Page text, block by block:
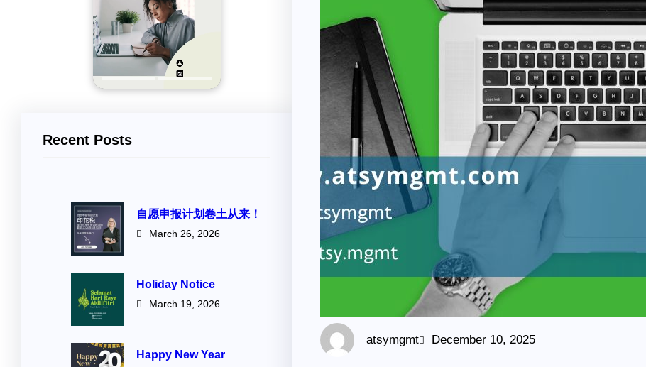
Recent Posts
自愿申报计划卷土从来！
March 26, 2026
Holiday Notice
March 19, 2026
Happy New Year
atsymgmt December 10, 2025